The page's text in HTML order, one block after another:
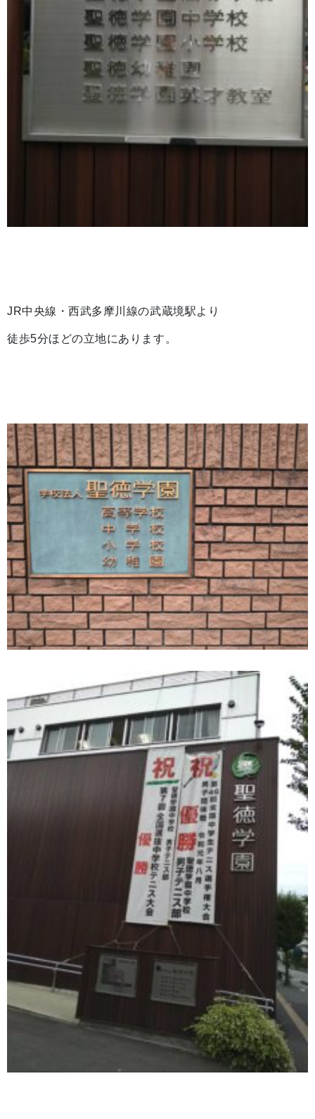
JR中央線・西武多摩川線の武蔵境駅より
徒歩5分ほどの立地にあります。